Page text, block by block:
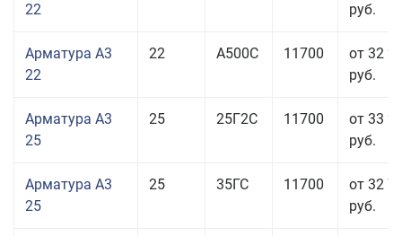
22
руб.
Арматура А3
22
22 А500С 11700
от 32
руб.
Арматура А3
25
25 25Г2С 11700
от 33
руб.
Арматура А3
25
25 35ГС 11700
от 32
руб.